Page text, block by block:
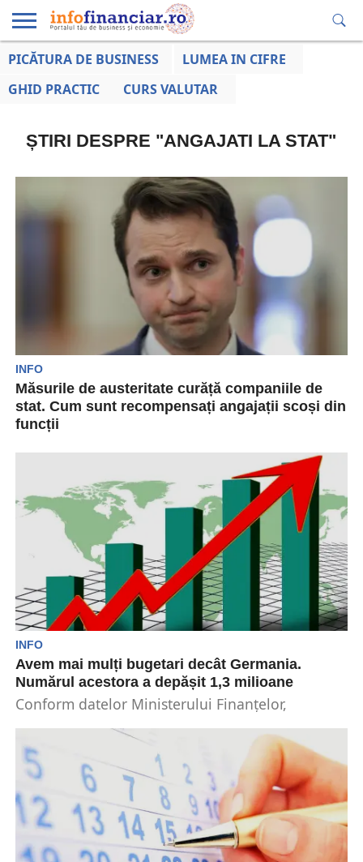
EDUCAȚIE
LA ZI
AFACERILOR
PICĂTURA DE BUSINESS
LUMEA IN CIFRE
GHID PRACTIC
CURS VALUTAR
ȘTIRI DESPRE "ANGAJATI LA STAT"
INFO
Măsurile de austeritate curăță companiile de
stat. Cum sunt recompensați angajații scoși din
funcții
adoptate la finalul anului 2024, companiile de
stat anunță concedieri...
INFO
Avem mai mulți bugetari decât Germania.
Numărul acestora a depășit 1,3 milioane
Conform datelor Ministerului Finanțelor,
milioane în octombrie. Potrivit...